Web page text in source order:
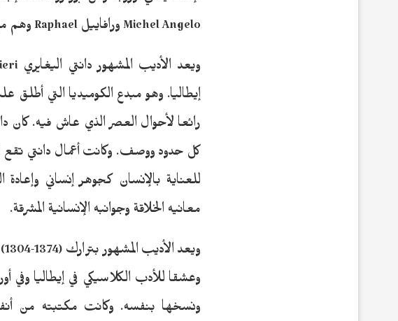
Michel Angelo ورافاييل Raphael وهم من أبرز رواد النهضة الفنية في إيطاليا.
إيطاليا. وهو مبدع الكوميديا التي أطلق
رائعا لأحوال العصر الذي عاش فيه. كان
كل حدود ووصف. وكانت أعمال دانتي تقع في
للعناية بالإنسان كجوهر إنساني
معانيه الخلاقة وجوانبه الإنسانية المشرقة.
وعشقا للأدب الكلاسيكي في إيطاليا وفي
ونسخها بنفسه. وكانت مكتبته من